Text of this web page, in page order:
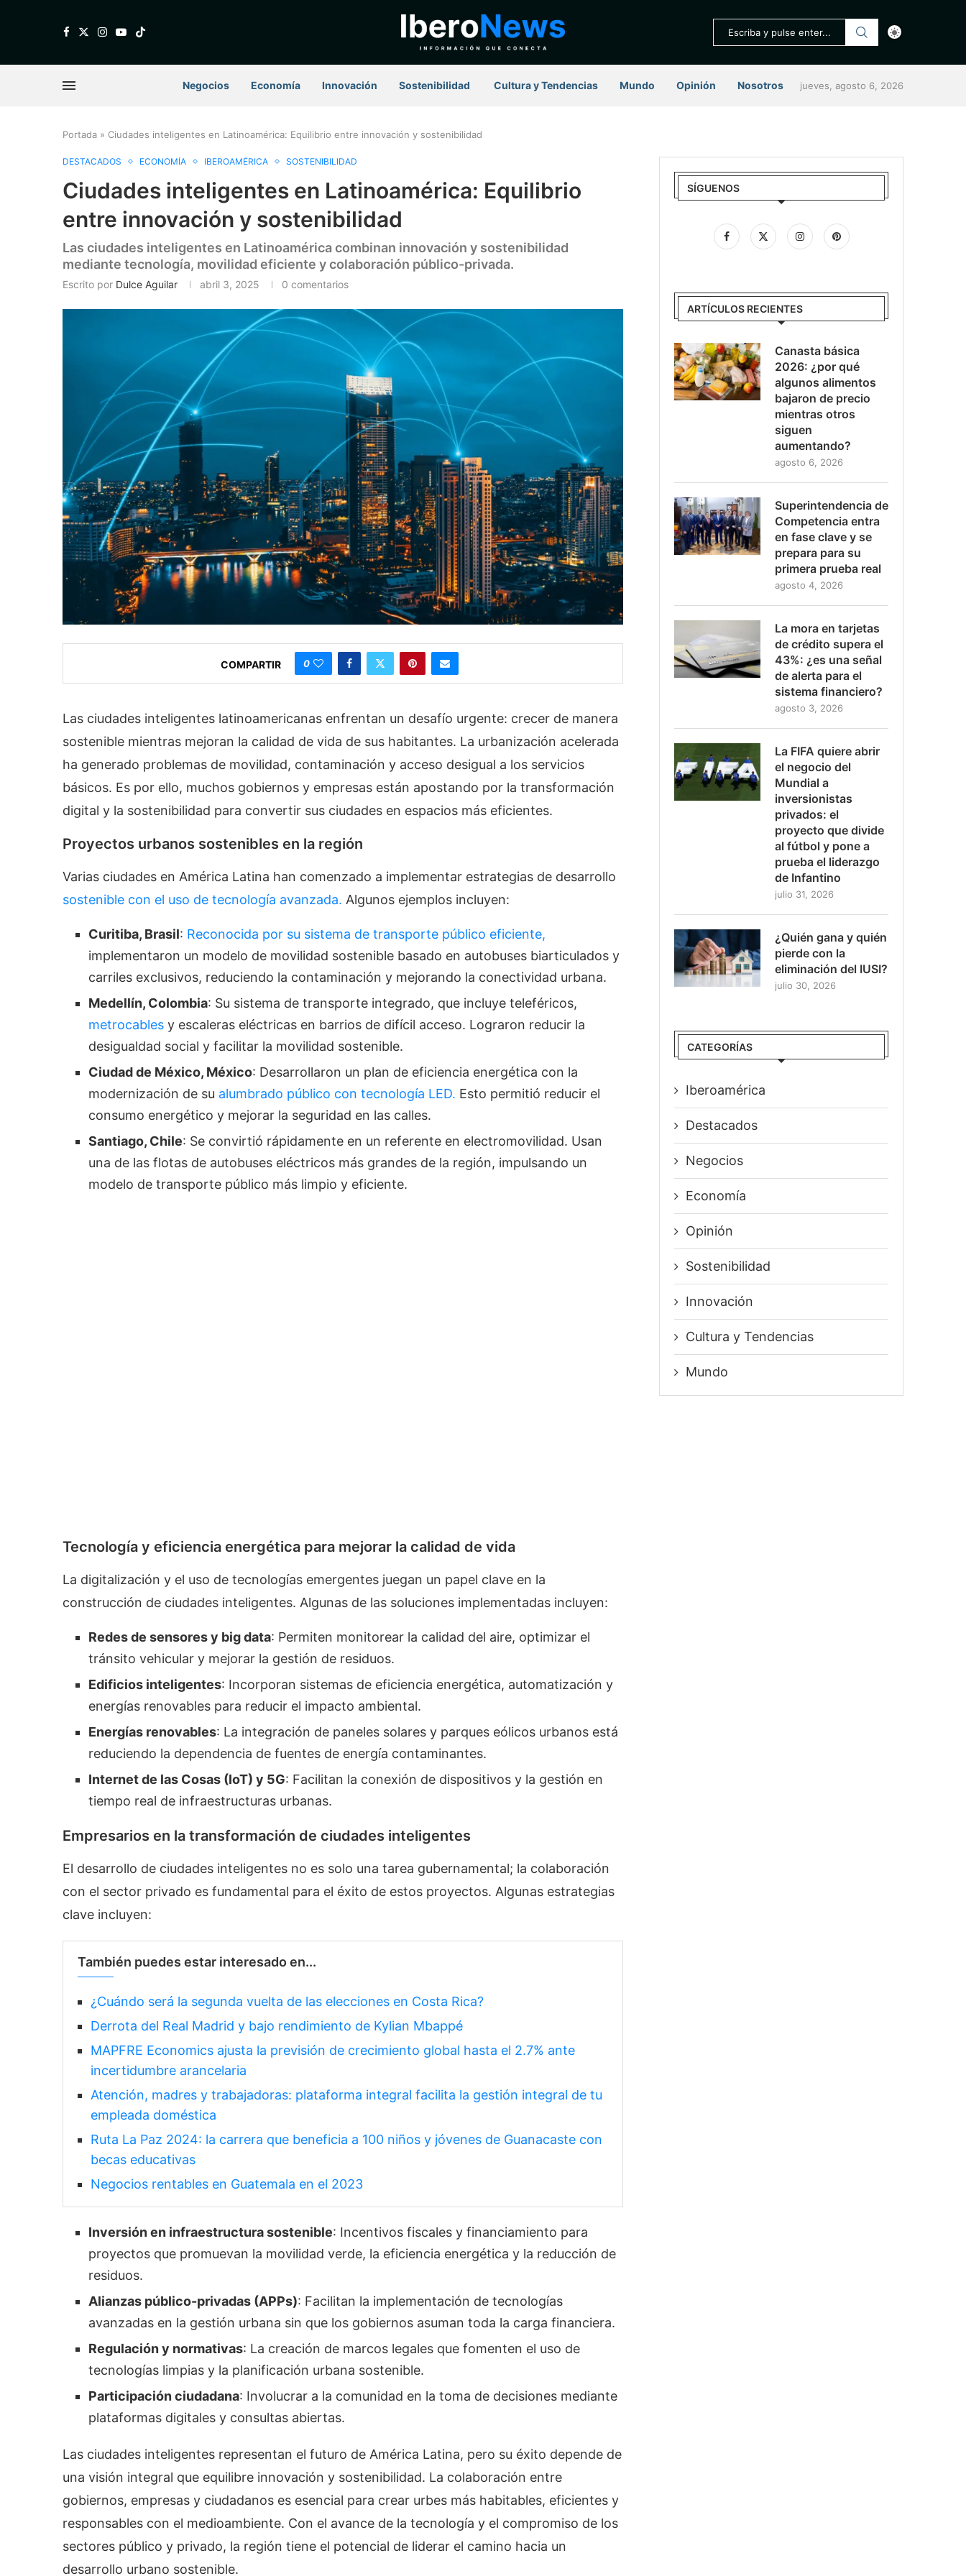
Negocios Economía Innovación Sostenibilidad ⁠ Cultura y Tendencias Mundo Opinión Nosotros jueves, agosto 6, 2026
Portada » Ciudades inteligentes en Latinoamérica: Equilibrio entre innovación y sostenibilidad
DESTACADOS ECONOMÍA IBEROAMÉRICA SOSTENIBILIDAD
Ciudades inteligentes en Latinoamérica: Equilibrio
entre innovación y sostenibilidad
Las ciudades inteligentes en Latinoamérica combinan innovación y sostenibilidad
mediante tecnología, movilidad eficiente y colaboración público-privada.
Escrito por Dulce Aguilar abril 3, 2025 0 comentarios
COMPARTIR 0
Las ciudades inteligentes latinoamericanas enfrentan un desafío urgente: crecer de manera
sostenible mientras mejoran la calidad de vida de sus habitantes. La urbanización acelerada
ha generado problemas de movilidad, contaminación y acceso desigual a los servicios
básicos. Es por ello, muchos gobiernos y empresas están apostando por la transformación
digital y la sostenibilidad para convertir sus ciudades en espacios más eficientes.
Proyectos urbanos sostenibles en la región
Varias ciudades en América Latina han comenzado a implementar estrategias de desarrollo
sostenible con el uso de tecnología avanzada. Algunos ejemplos incluyen:
Curitiba, Brasil: Reconocida por su sistema de transporte público eficiente,
implementaron un modelo de movilidad sostenible basado en autobuses biarticulados y
carriles exclusivos, reduciendo la contaminación y mejorando la conectividad urbana.
Medellín, Colombia: Su sistema de transporte integrado, que incluye teleféricos,
metrocables y escaleras eléctricas en barrios de difícil acceso. Lograron reducir la
desigualdad social y facilitar la movilidad sostenible.
Ciudad de México, México: Desarrollaron un plan de eficiencia energética con la
modernización de su alumbrado público con tecnología LED. Esto permitió reducir el
consumo energético y mejorar la seguridad en las calles.
Santiago, Chile: Se convirtió rápidamente en un referente en electromovilidad. Usan
una de las flotas de autobuses eléctricos más grandes de la región, impulsando un
modelo de transporte público más limpio y eficiente.
Tecnología y eficiencia energética para mejorar la calidad de vida
La digitalización y el uso de tecnologías emergentes juegan un papel clave en la
construcción de ciudades inteligentes. Algunas de las soluciones implementadas incluyen:
Redes de sensores y big data: Permiten monitorear la calidad del aire, optimizar el
tránsito vehicular y mejorar la gestión de residuos.
Edificios inteligentes: Incorporan sistemas de eficiencia energética, automatización y
energías renovables para reducir el impacto ambiental.
Energías renovables: La integración de paneles solares y parques eólicos urbanos está
reduciendo la dependencia de fuentes de energía contaminantes.
Internet de las Cosas (IoT) y 5G: Facilitan la conexión de dispositivos y la gestión en
tiempo real de infraestructuras urbanas.
Empresarios en la transformación de ciudades inteligentes
El desarrollo de ciudades inteligentes no es solo una tarea gubernamental; la colaboración
con el sector privado es fundamental para el éxito de estos proyectos. Algunas estrategias
clave incluyen:
También puedes estar interesado en...
¿Cuándo será la segunda vuelta de las elecciones en Costa Rica?
Derrota del Real Madrid y bajo rendimiento de Kylian Mbappé
MAPFRE Economics ajusta la previsión de crecimiento global hasta el 2.7% ante
incertidumbre arancelaria
Atención, madres y trabajadoras: plataforma integral facilita la gestión integral de tu
empleada doméstica
Ruta La Paz 2024: la carrera que beneficia a 100 niños y jóvenes de Guanacaste con
becas educativas
Negocios rentables en Guatemala en el 2023
Inversión en infraestructura sostenible: Incentivos fiscales y financiamiento para
proyectos que promuevan la movilidad verde, la eficiencia energética y la reducción de
residuos.
Alianzas público-privadas (APPs): Facilitan la implementación de tecnologías
avanzadas en la gestión urbana sin que los gobiernos asuman toda la carga financiera.
Regulación y normativas: La creación de marcos legales que fomenten el uso de
tecnologías limpias y la planificación urbana sostenible.
Participación ciudadana: Involucrar a la comunidad en la toma de decisiones mediante
plataformas digitales y consultas abiertas.
Las ciudades inteligentes representan el futuro de América Latina, pero su éxito depende de
una visión integral que equilibre innovación y sostenibilidad. La colaboración entre
gobiernos, empresas y ciudadanos es esencial para crear urbes más habitables, eficientes y
responsables con el medioambiente. Con el avance de la tecnología y el compromiso de los
sectores público y privado, la región tiene el potencial de liderar el camino hacia un
desarrollo urbano sostenible.
SÍGUENOS
ARTÍCULOS RECIENTES
Canasta básica
2026: ¿por qué
algunos alimentos
bajaron de precio
mientras otros
siguen
aumentando?
agosto 6, 2026
Superintendencia de
Competencia entra
en fase clave y se
prepara para su
primera prueba real
agosto 4, 2026
La mora en tarjetas
de crédito supera el
43%: ¿es una señal
de alerta para el
sistema financiero?
agosto 3, 2026
La FIFA quiere abrir
el negocio del
Mundial a
inversionistas
privados: el
proyecto que divide
al fútbol y pone a
prueba el liderazgo
de Infantino
julio 31, 2026
¿Quién gana y quién
pierde con la
eliminación del IUSI?
julio 30, 2026
CATEGORÍAS
Iberoamérica
Destacados
Negocios
Economía
Opinión
Sostenibilidad
Innovación
⁠Cultura y Tendencias
Mundo